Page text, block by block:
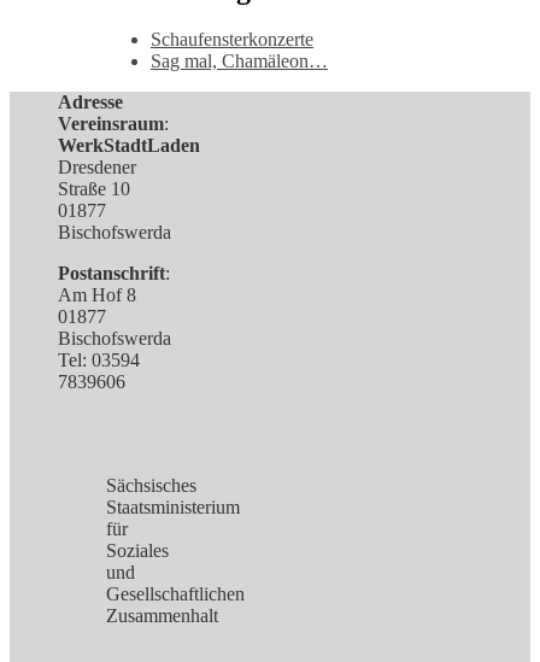
Schaufensterkonzerte
Sag mal, Chamäleon…
Adresse
Vereinsraum:
WerkStadtLaden
Dresdener
Straße 10
01877
Bischofswerda
Postanschrift:
Am Hof 8
01877
Bischofswerda
Tel: 03594
7839606
Sächsisches
Staatsministerium
für
Soziales
und
Gesellschaftlichen
Zusammenhalt